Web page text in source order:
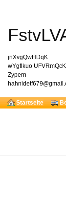
jnXvgQwHDqK
wYgflkuo
Zypern
Startseite